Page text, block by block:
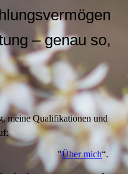
– genau so,
Hund
meine Qualifikationen und
Über mich“.